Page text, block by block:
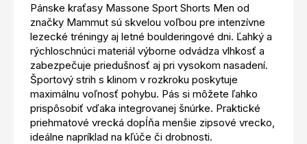
Pánske kraťasy Massone Sport Shorts Men od
značky Mammut sú skvelou voľbou pre intenzívne
lezecké tréningy aj letné boulderingové dni. Ľahký a
rýchloschnúci materiál výborne odvádza vlhkosť a
zabezpečuje priedušnosť aj pri vysokom nasadení.
Športový strih s klinom v rozkroku poskytuje
maximálnu voľnosť pohybu. Pás si môžete ľahko
prispôsobiť vďaka integrovanej šnúrke. Praktické
priehmatové vrecká dopĺňa menšie zipsové vrecko,
ideálne napríklad na kľúče či drobnosti.